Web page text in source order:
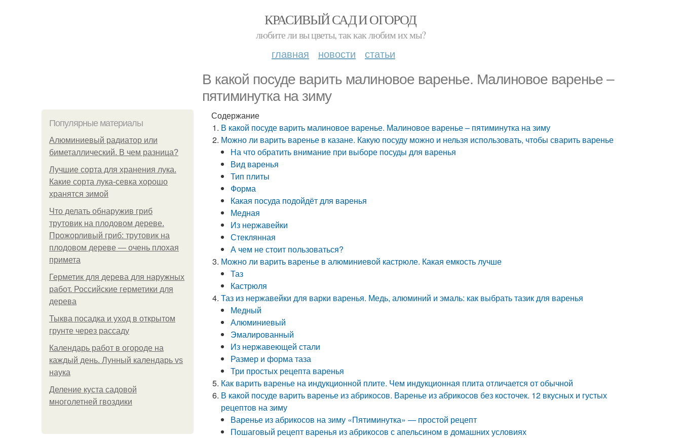
КРАСИВЫЙ САД И ОГОРОД
любите ли вы цветы, так как любим их мы?
главная новости статьи
В какой посуде варить малиновое варенье. Малиновое варенье –
пятиминутка на зиму
Популярные материалы
Алюминиевый радиатор или
биметаллический. В чем разница?
Лучшие сорта для хранения лука.
Какие сорта лука-севка хорошо
хранятся зимой
Что делать обнаружив гриб
трутовик на плодовом дереве.
Прожорливый гриб: трутовик на
плодовом дереве — очень плохая
примета
Герметик для дерева для наружных
работ. Российские герметики для
дерева
Тыква посадка и уход в открытом
грунте через рассаду
Календарь работ в огороде на
каждый день. Лунный календарь vs
наука
Деление куста садовой
многолетней гвоздики
Содержание
В какой посуде варить малиновое варенье. Малиновое варенье – пятиминутка на зиму
Можно ли варить варенье в казане. Какую посуду можно и нельзя использовать, чтобы сварить варенье
На что обратить внимание при выборе посуды для варенья
Вид варенья
Тип плиты
Форма
Какая посуда подойдёт для варенья
Медная
Из нержавейки
Стеклянная
А чем не стоит пользоваться?
Можно ли варить варенье в алюминиевой кастрюле. Какая емкость лучше
Таз
Кастрюля
Таз из нержавейки для варки варенья. Медь, алюминий и эмаль: как выбрать тазик для варенья
Медный
Алюминиевый
Эмалированный
Из нержавеющей стали
Размер и форма таза
Три простых рецепта варенья
Как варить варенье на индукционной плите. Чем индукционная плита отличается от обычной
В какой посуде варить варенье из абрикосов. Варенье из абрикосов без косточек. 12 вкусных и густых
рецептов на зиму
Варенье из абрикосов на зиму «Пятиминутка» — простой рецепт
Пошаговый рецепт варенья из абрикосов с апельсином в домашних условиях